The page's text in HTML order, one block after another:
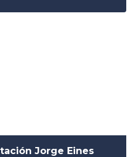
Jorge Eines